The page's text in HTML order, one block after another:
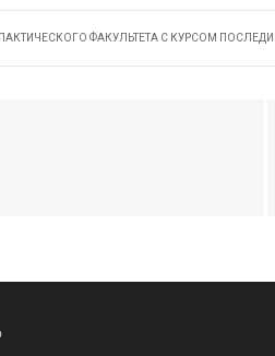
ФАКУЛЬТЕТА С КУРСОМ